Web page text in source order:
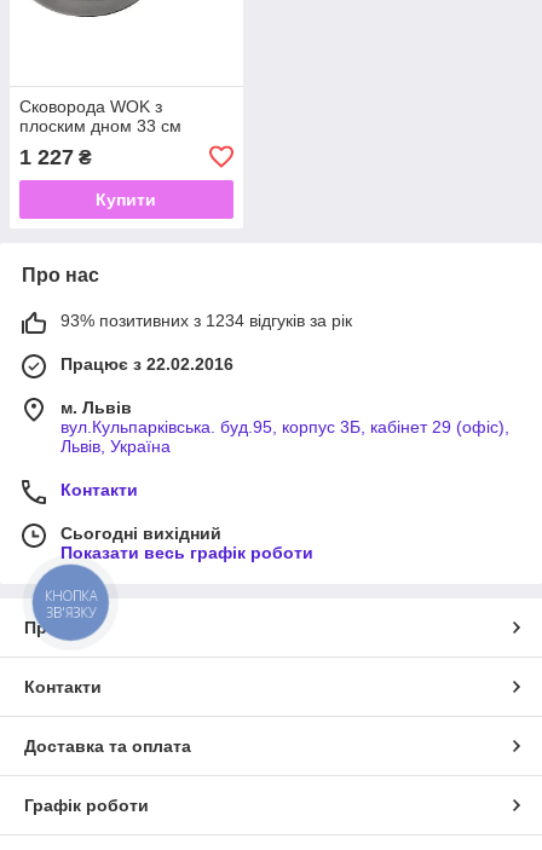
Сковорода WOK з
плоским дном 33 см
1 227 ₴
Купити
Про нас
93% позитивних з 1234 відгуків за рік
Працює з 22.02.2016
м. Львів
вул.Кульпарківська. буд.95, корпус 3Б, кабінет 29 (офіс),
Львів, Україна
Контакти
Сьогодні вихідний
Показати весь графік роботи
Про нас
Контакти
Доставка та оплата
Графік роботи
КНОПКА
ЗВ'ЯЗКУ